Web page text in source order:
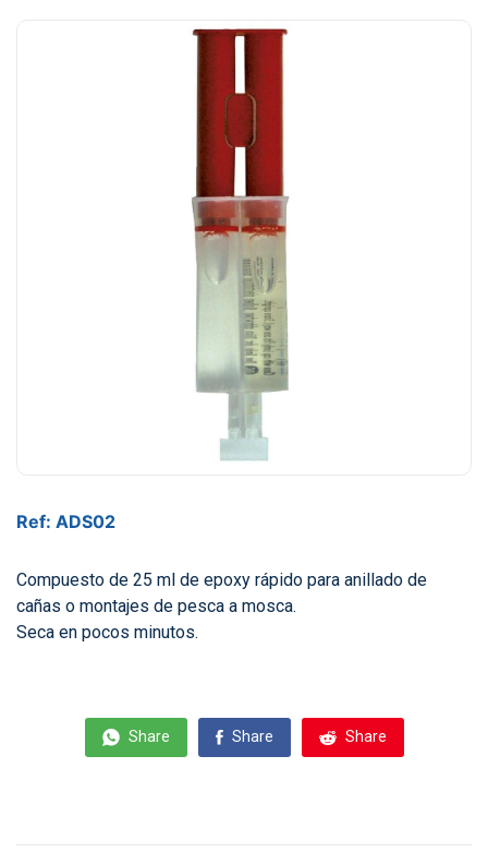
Ref: ADS02
Compuesto de 25 ml de epoxy rápido para anillado de
cañas o montajes de pesca a mosca.
Seca en pocos minutos.
Share Share Share